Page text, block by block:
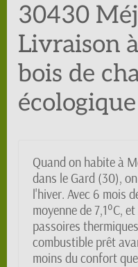
30430
Livraison
bois de
écologique
Quand on habite à
dans le Gard (30),
l'hiver. Avec 6 mois
moyenne de 7,1°C,
passoires
combustible prêt
moins du confort